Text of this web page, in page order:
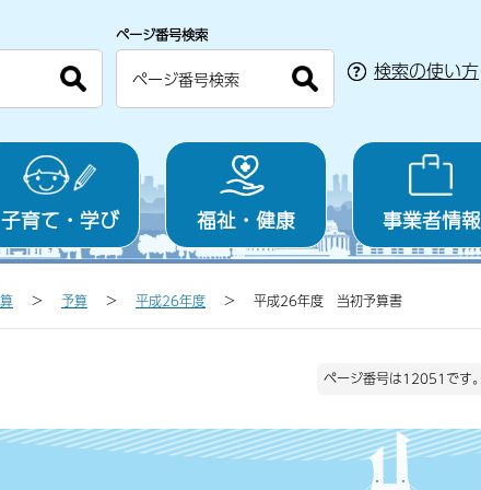
ページ番号検索
検索の使い方
子育て・学び 福祉・健康 事業者情報
予算 平成26年度 平成26年度 当初予算書
ページ番号は12051です。